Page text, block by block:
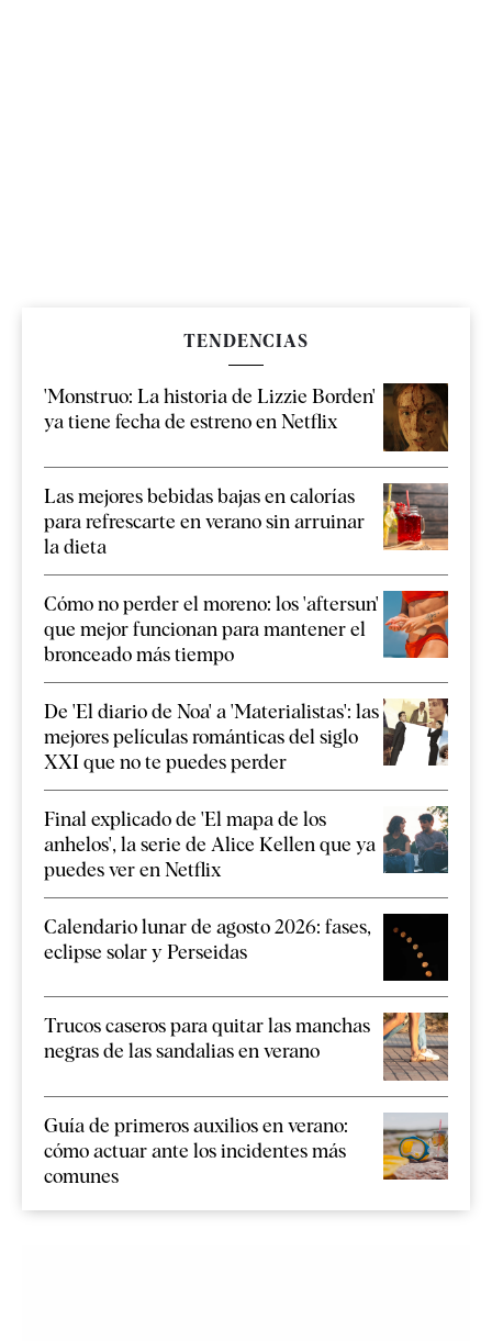
TENDENCIAS
'Monstruo: La historia de Lizzie Borden'
ya tiene fecha de estreno en Netflix
Las mejores bebidas bajas en calorías
para refrescarte en verano sin arruinar
la dieta
Cómo no perder el moreno: los 'aftersun'
que mejor funcionan para mantener el
bronceado más tiempo
De 'El diario de Noa' a 'Materialistas': las
mejores películas románticas del siglo
XXI que no te puedes perder
Final explicado de 'El mapa de los
anhelos', la serie de Alice Kellen que ya
puedes ver en Netflix
Calendario lunar de agosto 2026: fases,
eclipse solar y Perseidas
Trucos caseros para quitar las manchas
negras de las sandalias en verano
Guía de primeros auxilios en verano:
cómo actuar ante los incidentes más
comunes